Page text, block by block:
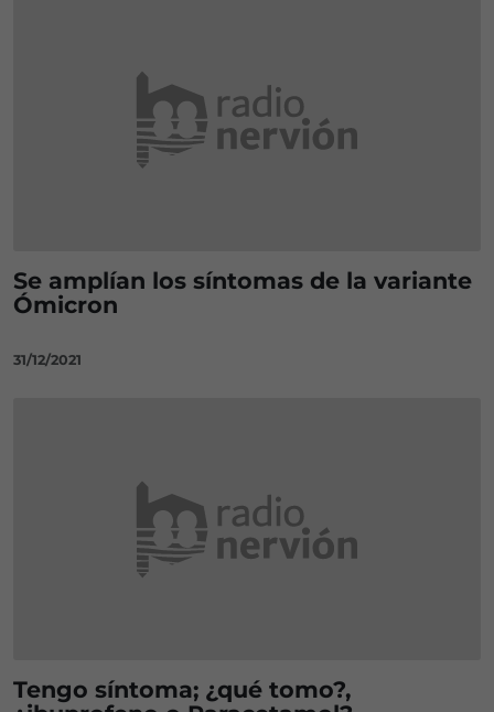
Se amplían los síntomas de la variante
Ómicron
31/12/2021
Tengo síntoma; ¿qué tomo?,